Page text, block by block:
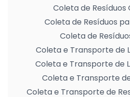
Coleta de Resíduos
Coleta de Resíduos
Coleta de
Coleta e Transporte de
Coleta e Transporte de
Coleta e Transporte
Coleta e Transporte de